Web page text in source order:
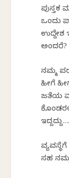
ಪುಸ್ತಕ
ಒಂದು
ಉದ್ದೇಶ
ಅಂದರೆ?
ನಮ್ಮ
ಹೀಗೆ
ಜತೆಯ
ಇದ್ದದ್ದು….
ಸಹ